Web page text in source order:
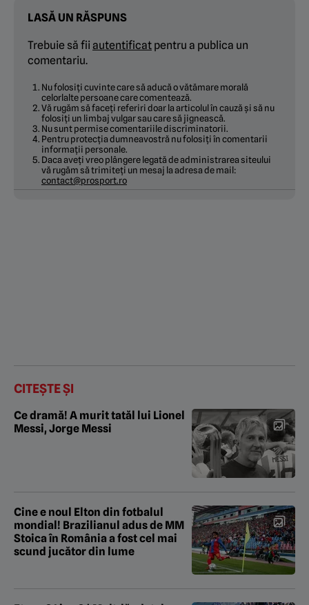
LASĂ UN RĂSPUNS
Trebuie să fii autentificat pentru a publica un
comentariu.
Nu folosiți cuvinte care să aducă o vătămare morală
celorlalte persoane care comentează.
Vă rugăm să faceți referiri doar la articolul în cauză și să nu
folosiți un limbaj vulgar sau care să jignească.
Nu sunt permise comentariile discriminatorii.
Pentru protecția dumneavostră nu folosiți în comentarii
informații personale.
Daca aveți vreo plângere legată de administrarea siteului
vă rugăm să trimiteți un mesaj la adresa de mail:
contact@prosport.ro
CITEȘTE ȘI
Ce dramă! A murit tatăl lui Lionel
Messi, Jorge Messi
Cine e noul Elton din fotbalul
mondial! Brazilianul adus de MM
Stoica în România a fost cel mai
scund jucător din lume